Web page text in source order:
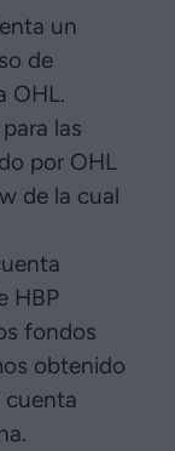
un
de
OHL.
las
por OHL
de la cual
HBP
fondos
obtenido
cuenta